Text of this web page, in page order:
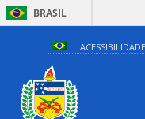
BRASIL
ACESSIBILIDADE